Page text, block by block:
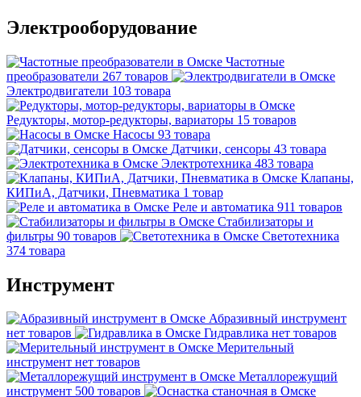
Электрооборудование
Частотные
преобразователи 267 товаров
Электродвигатели 103 товара
Редукторы, мотор-редукторы, вариаторы 15 товаров
Насосы 93 товара
Датчики, сенсоры 43 товара
Электротехника 483 товара
Клапаны,
КИПиА, Датчики, Пневматика 1 товар
Реле и автоматика 911 товаров
Стабилизаторы и
фильтры 90 товаров
Светотехника
374 товара
Инструмент
Абразивный инструмент
нет товаров
Гидравлика нет товаров
Мерительный
инструмент нет товаров
Металлорежущий
инструмент 500 товаров